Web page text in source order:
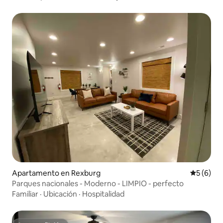
Apartamento en Rexburg
5 (6)
Parques nacionales - Moderno - LIMPIO - perfecto
Familiar · Ubicación · Hospitalidad